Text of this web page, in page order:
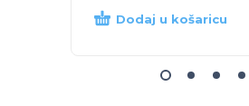
Dodaj u košaricu